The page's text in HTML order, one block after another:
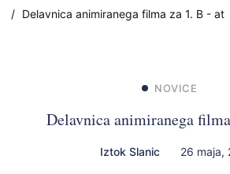
Delavnica animiranega filma za 1. B - at
NOVICE
Delavnica animiranega
Iztok Slanic 26 maja,